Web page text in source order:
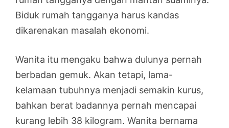
Biduk rumah tangganya harus kandas
dikarenakan masalah ekonomi.
Wanita itu mengaku bahwa dulunya pernah
berbadan gemuk. Akan tetapi, lama-
kelamaan tubuhnya menjadi semakin kurus,
bahkan berat badannya pernah mencapai
kurang lebih 38 kilogram. Wanita bernama